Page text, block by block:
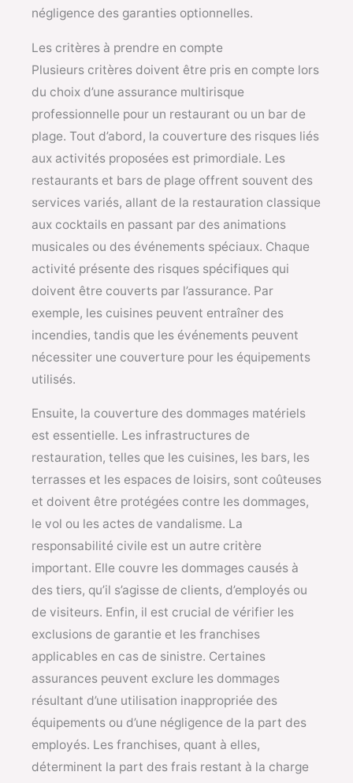
négligence des garanties optionnelles.
Les critères à prendre en compte
Plusieurs critères doivent être pris en compte lors
du choix d’une assurance multirisque
professionnelle pour un restaurant ou un bar de
plage. Tout d’abord, la couverture des risques liés
aux activités proposées est primordiale. Les
restaurants et bars de plage offrent souvent des
services variés, allant de la restauration classique
aux cocktails en passant par des animations
musicales ou des événements spéciaux. Chaque
activité présente des risques spécifiques qui
doivent être couverts par l’assurance. Par
exemple, les cuisines peuvent entraîner des
incendies, tandis que les événements peuvent
nécessiter une couverture pour les équipements
utilisés.
Ensuite, la couverture des dommages matériels
est essentielle. Les infrastructures de
restauration, telles que les cuisines, les bars, les
terrasses et les espaces de loisirs, sont coûteuses
et doivent être protégées contre les dommages,
le vol ou les actes de vandalisme. La
responsabilité civile est un autre critère
important. Elle couvre les dommages causés à
des tiers, qu’il s’agisse de clients, d’employés ou
de visiteurs. Enfin, il est crucial de vérifier les
exclusions de garantie et les franchises
applicables en cas de sinistre. Certaines
assurances peuvent exclure les dommages
résultant d’une utilisation inappropriée des
équipements ou d’une négligence de la part des
employés. Les franchises, quant à elles,
déterminent la part des frais restant à la charge